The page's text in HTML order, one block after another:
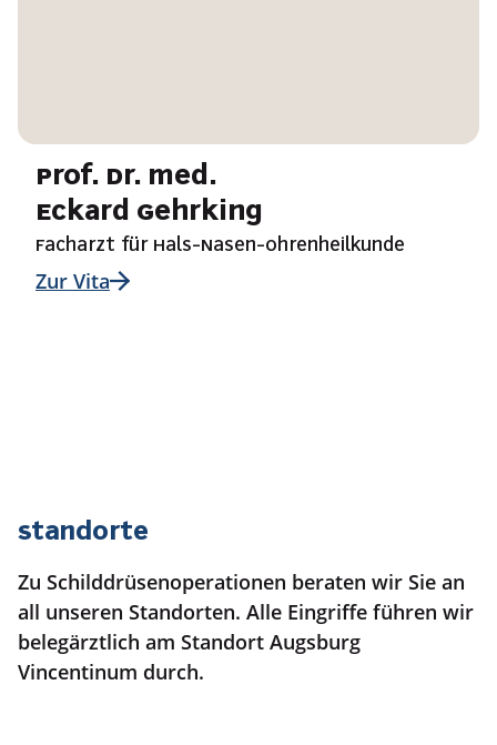
Prof. Dr. med.
Eckard Gehrking
Facharzt für Hals-Nasen-Ohrenheilkunde
Zur Vita
Standorte
Zu Schilddrüsenoperationen beraten wir Sie an
all unseren Standorten. Alle Eingriffe führen wir
belegärztlich am Standort Augsburg
Vincentinum durch.